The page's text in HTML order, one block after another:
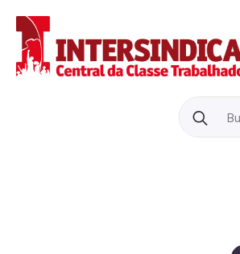
Search
for: